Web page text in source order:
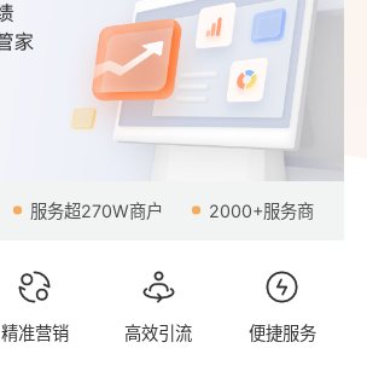
服务超270W商户 2000+服务商
精准营销 高效引流 便捷服务